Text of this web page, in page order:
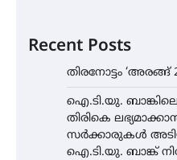
Recent Posts
തിരനോട്ടം ‘അരങ്ങ്
ഐ.ടി.യു.
തിരികെ
സർക്കാരുകൾ
ഐ.ടി.യു. ബാങ്ക്